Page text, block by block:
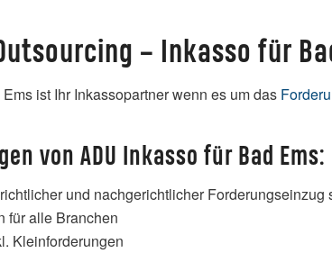
– Inkasso für
ist Ihr Inkassopartner wenn es um das
von ADU Inkasso für Bad Ems:
und nachgerichtlicher
für alle Branchen
Kleinforderungen